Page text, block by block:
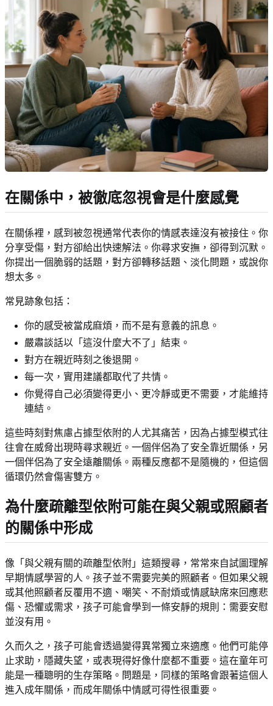
在關係中，被徹底忽視會是什麼感覺
在關係裡，感到被忽視通常代表你的情感表達沒有被接住。你
分享受傷，對方卻給出快速解法。你尋求安撫，卻得到沉默。
你提出一個脆弱的話題，對方卻轉移話題、淡化問題，或說你
想太多。
常見跡象包括：
你的感受被當成麻煩，而不是有意義的訊息。
嚴肅談話以「這沒什麼大不了」結束。
對方在親近時刻之後退開。
每一次，實用建議都取代了共情。
你覺得自己必須變得更小、更冷靜或更不需要，才能維持
連結。
這些時刻對焦慮占據型依附的人尤其痛苦，因為占據型模式往
往會在威脅出現時尋求親近。一個伴侶為了安全靠近關係，另
一個伴侶為了安全遠離關係。兩種反應都不是隨機的，但這個
循環仍然會傷害雙方。
為什麼疏離型依附可能在與父親或照顧者
的關係中形成
像「與父親有關的疏離型依附」這類搜尋，常常來自試圖理解
早期情感學習的人。孩子並不需要完美的照顧者。但如果父親
或其他照顧者反覆用不適、嘲笑、不耐煩或情感缺席來回應悲
傷、恐懼或需求，孩子可能會學到一條安靜的規則：需要安慰
並沒有用。
久而久之，孩子可能會透過變得異常獨立來適應。他們可能停
止求助，隱藏失望，或表現得好像什麼都不重要。這在童年可
能是一種聰明的生存策略。問題是，同樣的策略會跟著這個人
進入成年關係，而成年關係中情感可得性很重要。